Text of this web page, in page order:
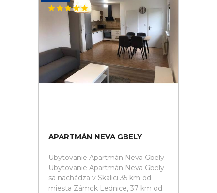
APARTMÁN NEVA GBELY
Ubytovanie Apartmán Neva Gbely.
Ubytovanie Apartmán Neva Gbely
sa nachádza v Skalici 35 km od
miesta Zámok Lednice, 37 km od